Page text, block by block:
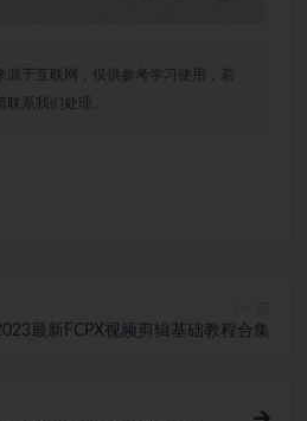
源于互联网，仅供参考学习使用，若
系我们处理。
最新FCPX视频剪辑基础教程合集